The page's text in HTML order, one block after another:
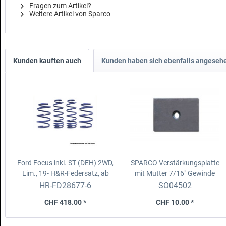
Fragen zum Artikel?
Weitere Artikel von Sparco
Kunden kauften auch Kunden haben sich ebenfalls
Ford Focus inkl. ST (DEH) 2WD,
Lim., 19- H&R-Federsatz, ab
1035 kg VA-Last
HR-FD28677-6
CHF 418.00 *
SPARCO Verstärkungsplatte
mit Mutter 7/16" Gewinde
Platte 8x5cm, 3mm dick aus
SO04502
CHF 10.00 *